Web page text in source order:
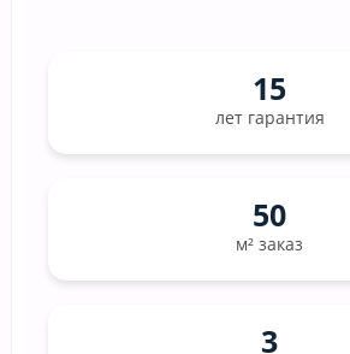
15
лет гарантия
50
м² заказ
3